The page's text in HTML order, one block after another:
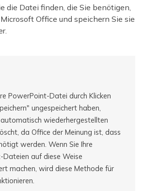
die Datei finden, die Sie benötigen,
Office und speichern Sie sie
PowerPoint-Datei durch Klicken
ungespeichert haben,
wiederhergestellten
da Office der Meinung ist, dass
werden. Wenn Sie Ihre
auf diese Weise
machen, wird diese Methode für